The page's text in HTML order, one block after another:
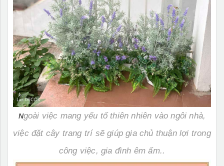
Ngoài việc mang yếu tố thiên nhiên vào ngôi nhà,
việc đặt cây trang trí sẽ giúp gia chủ thuận lợi trong
công việc, gia đình êm ấm..